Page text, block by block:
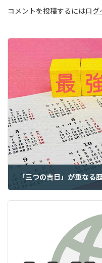
コメントを投稿するにはログ
「三つの吉日」が重なる